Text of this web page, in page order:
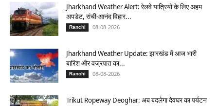
Jharkhand Weather Alert: रेलवे यात्रियों के लिए अहम
अपडेट, रांची-आनंद विहार...
Ranchi 08-08-2026
Jharkhand Weather Update: झारखंड में आज भारी
बारिश और वज्रपात का...
Ranchi 08-08-2026
Trikut Ropeway Deoghar: अब बदलेगा देवघर का पर्यटन